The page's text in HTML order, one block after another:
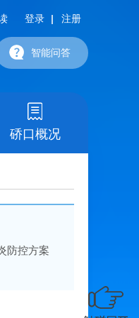
登录 注册
智能问答
硚口概况
防控方案